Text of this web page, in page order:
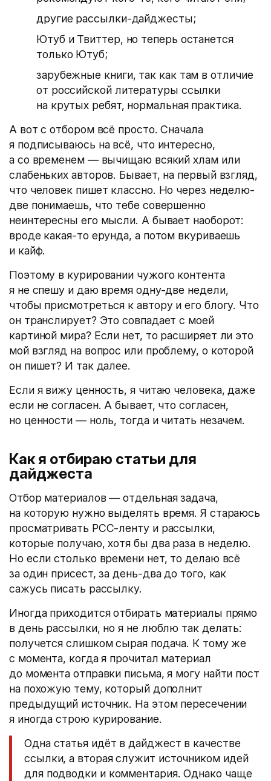
другие рассылки-дайджесты;
Ютуб и Твиттер, но теперь останется
только Ютуб;
зарубежные книги, так как там в отличие
от российской литературы ссылки
на крутых ребят, нормальная практика.
А вот с отбором всё просто. Сначала
я подписываюсь на всё, что интересно,
а со временем — вычищаю всякий хлам или
слабеньких авторов. Бывает, на первый взгляд,
что человек пишет классно. Но через неделю-
две понимаешь, что тебе совершенно
неинтересны его мысли. А бывает наоборот:
вроде какая-то ерунда, а потом вкуриваешь
и кайф.
Поэтому в курировании чужого контента
я не спешу и даю время одну-две недели,
чтобы присмотреться к автору и его блогу. Что
он транслирует? Это совпадает с моей
картиной мира? Если нет, то расширяет ли это
мой взгляд на вопрос или проблему, о которой
он пишет? И так далее.
Если я вижу ценность, я читаю человека, даже
если не согласен. А бывает, что согласен,
но ценности — ноль, тогда и читать незачем.
Как я отбираю статьи для
дайджеста
Отбор материалов — отдельная задача,
на которую нужно выделять время. Я стараюсь
просматривать РСС-ленту и рассылки,
которые получаю, хотя бы два раза в неделю.
Но если столько времени нет, то делаю всё
за один присест, за день-два до того, как
сажусь писать рассылку.
Иногда приходится отбирать материалы прямо
в день рассылки, но я не люблю так делать:
получется слишком сырая подача. К тому же
с момента, когда я прочитал материал
до момента отправки письма, я могу найти пост
на похожую тему, который дополнит
предыдущий источник. На этом пересечении
я иногда строю курирование.
Одна статья идёт в дайджест в качестве
ссылки, а вторая служит источником идей
для подводки и комментария. Однако чаще